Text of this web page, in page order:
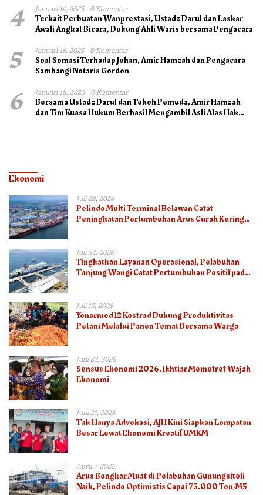
4 Januari 14, 2025 0 Komentar
Terkait Perbuatan Wanprestasi, Ustadz Darul dan Laskar
Awali Angkat Bicara, Dukung Ahli Waris bersama Pengacara
5 Januari 16, 2025 0 Komentar
Soal Somasi Terhadap Johan, Amir Hamzah dan Pengacara
Sambangi Notaris Gordon
6 Januari 18, 2025 0 Komentar
Bersama Ustadz Darul dan Tokoh Pemuda, Amir Hamzah
dan Tim Kuasa Hukum Berhasil Mengambil Asli Alas Hak
Ekonomi
Juli 28, 2026
Pelindo Multi Terminal Belawan Catat
Peningkatan Pertumbuhan Arus Curah Kering
Juli 24, 2026
Tingkatkan Layanan Operasional, Pelabuhan
Tanjung Wangi Catat Pertumbuhan Positif pada
Juli 13, 2026
Yonarmed 12 Kostrad Dukung Produktivitas
Petani Melalui Panen Tomat Bersama Warga
Juni 22, 2026
Sensus Ekonomi 2026, Ikhtiar Memotret Wajah
Ekonomi
Juni 21, 2026
Tak Hanya Advokasi, AJH Kini Siapkan Lompatan
Besar Lewat Ekonomi Kreatif UMKM
April 7, 2026
Arus Bongkar Muat di Pelabuhan Gunungsitoli
Naik, Pelindo Optimistis Capai 75.000 Ton/M3